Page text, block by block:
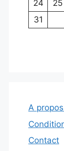
24
25
31
A
Contact